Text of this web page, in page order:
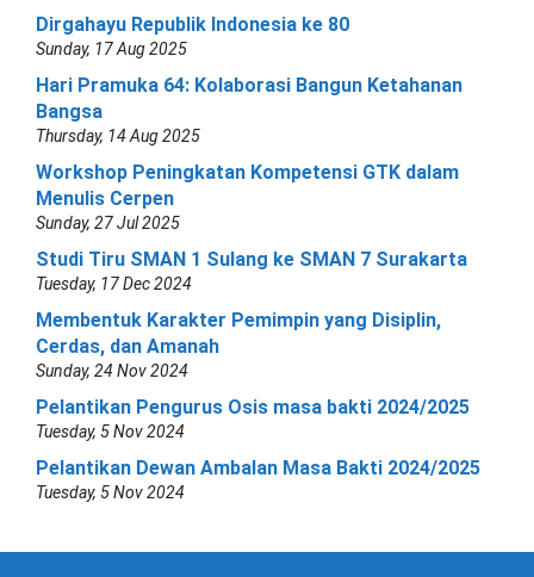
Dirgahayu Republik Indonesia ke 80
Sunday, 17 Aug 2025
Hari Pramuka 64: Kolaborasi Bangun Ketahanan
Bangsa
Thursday, 14 Aug 2025
Workshop Peningkatan Kompetensi GTK dalam
Menulis Cerpen
Sunday, 27 Jul 2025
Studi Tiru SMAN 1 Sulang ke SMAN 7 Surakarta
Tuesday, 17 Dec 2024
Membentuk Karakter Pemimpin yang Disiplin,
Cerdas, dan Amanah
Sunday, 24 Nov 2024
Pelantikan Pengurus Osis masa bakti 2024/2025
Tuesday, 5 Nov 2024
Pelantikan Dewan Ambalan Masa Bakti 2024/2025
Tuesday, 5 Nov 2024